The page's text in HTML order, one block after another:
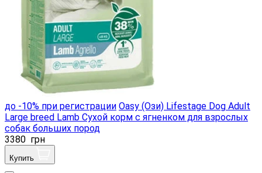
до -10% при регистрации Oasy (Ози) Lifestage Dog Adult
Large breed Lamb Сухой корм с ягненком для взрослых
собак больших пород
3380 грн
Купить